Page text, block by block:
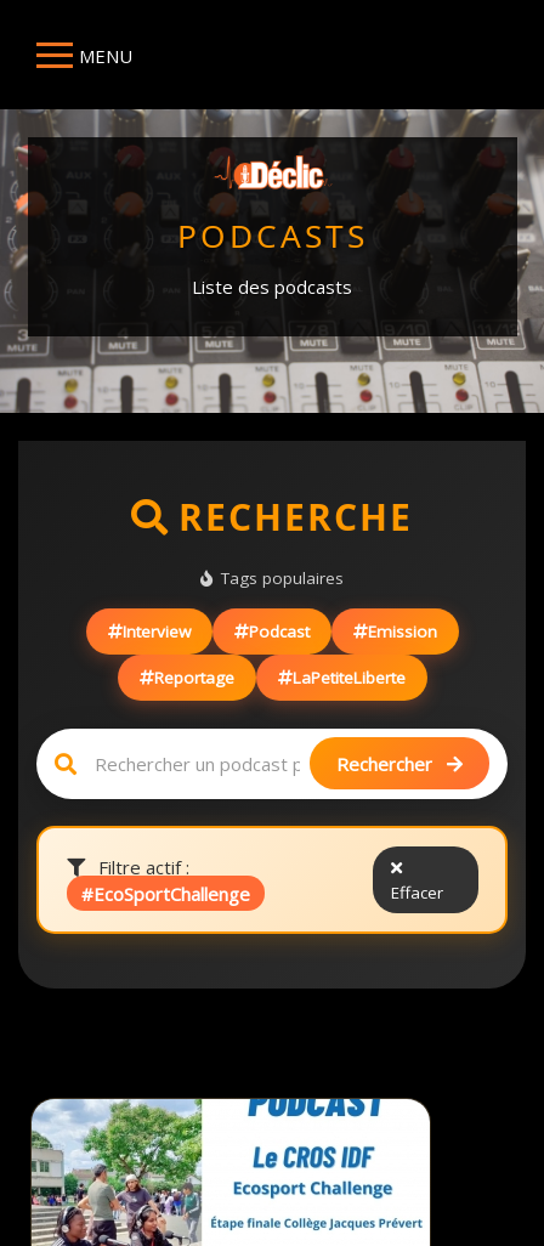
MENU
PODCASTS
Liste des podcasts
RECHERCHE
Tags populaires
Interview Podcast Emission
Reportage LaPetiteLiberte
Rechercher
Filtre actif :
#EcoSportChallenge
Effacer